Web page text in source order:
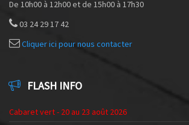
De 10h00 à 12h00 et de 15h00 à 17h30
03 24 29 17 42
Cliquer ici pour nous contacter
FLASH INFO
Cabaret vert - 20 au 23 août 2026